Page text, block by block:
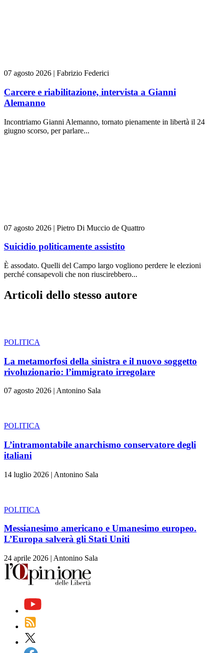
07 agosto 2026 | Fabrizio Federici
Carcere e riabilitazione, intervista a Gianni
Alemanno
Incontriamo Gianni Alemanno, tornato pienamente in libertà il 24
giugno scorso, per parlare...
07 agosto 2026 | Pietro Di Muccio de Quattro
Suicidio politicamente assistito
È assodato. Quelli del Campo largo vogliono perdere le elezioni
perché consapevoli che non riuscirebbero...
Articoli dello stesso autore
POLITICA
La metamorfosi della sinistra e il nuovo soggetto
rivoluzionario: l’immigrato irregolare
07 agosto 2026 | Antonino Sala
POLITICA
L’intramontabile anarchismo conservatore degli
italiani
14 luglio 2026 | Antonino Sala
POLITICA
Messianesimo americano e Umanesimo europeo.
L’Europa salverà gli Stati Uniti
24 aprile 2026 | Antonino Sala